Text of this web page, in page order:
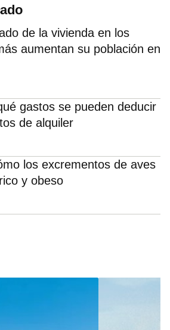
de la vivienda en los
aumentan su población en
gastos se pueden deducir
de alquiler
los excrementos de aves
y obeso